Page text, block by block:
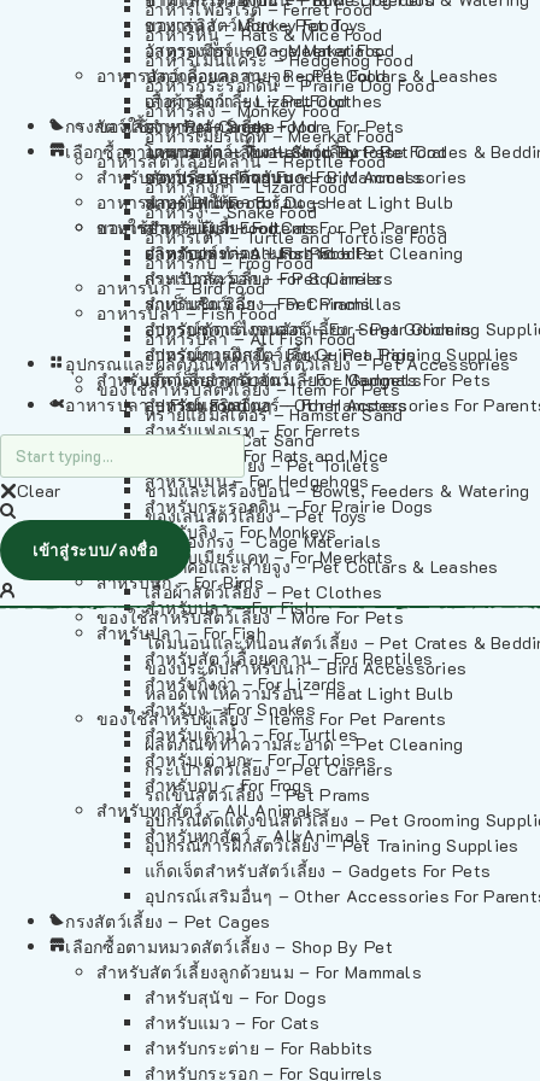
อาหารเฟอร์เร็ต – Ferret Food
อาหารหนู – Rats & Mice Food
อาหารเม่นแคระ – Hedgehog Food
อาหารกระรอกดิน – Prairie Dog Food
อาหารลิง – Monkey Food
อาหารเมียร์แคท – Meerkat Food
อาหารสัตว์เลี้อยคลาน – Reptile Food
อาหารกิ้งก่า – Lizard Food
อาหารงู – Snake Food
อาหารเต่า – Turtle and Tortoise Food
อาหารกบ – Frog Food
อาหารนก – Bird Food
อาหารปลา – Fish Food
อาหารปลา – All Fish Food
อุปกรณและผลิตภัณฑ์สำหรับสัตว์เลี้ยง – Pet Accessories
ของใช้สำหรับสัตว์เลี้ยง – Item For Pets
ทรายแฮมสเตอร์ – Hamster Sand
ทรายแมว – Cat Sand
ห้องน้ำสัตว์เลี้ยง – Pet Toilets
ชามและเครื่องป้อน – Bowls, Feeders & Watering
ของเล่นสัตว์เลี้ยง – Pet Toys
วัสดุรองกรง – Cage Materials
ปลอกคอและสายจูง – Pet Collars & Leashes
เสื้อผ้าสัตว์เลี้ยง – Pet Clothes
ของใช้สำหรับสัตว์เลี้ยง – More For Pets
โดมนอนและที่นอนสัตว์เลี้ยง – Pet Crates &
ของประดับสำหรับนก – Bird Accessories
หลอดไฟให้ความร้อน – Heat Light Bulb
ของใช้สำหรับผู้เลี้ยง – Items For Pet Parents
ผลิตภัณฑ์ทำความสะอาด – Pet Cleaning
กระเป๋าสัตว์เลี้ยง – Pet Carriers
รถเข็นสัตว์เลี้ยง – Pet Prams
อุปกรณ์ตัดแต่งขนสัตว์เลี้ยง – Pet Grooming
อุปกรณ์การฝึกสัตว์เลี้ยง – Pet Training Supplies
แก็ดเจ็ตสำหรับสัตว์เลี้ยง – Gadgets For Pets
อุปกรณ์เสริมอื่นๆ – Other Accessories For
กรงสัตว์เลี้ยง – Pet Cages
เลือกซื้อตามหมวดสัตว์เลี้ยง – Shop By Pet
สำหรับสัตว์เลี้ยงลูกด้วยนม – For Mammals
สำหรับสุนัข – For Dogs
สำหรับแมว – For Cats
สำหรับกระต่าย – For Rabbits
สำหรับกระรอก – For Squirrels
อาหารลิง – Monkey Food
อาหารเมียร์แคท – Meerkat Food
อาหารสัตว์เลี้อยคลาน – Reptile Food
อาหารกิ้งก่า – Lizard Food
อาหารงู – Snake Food
อาหารเต่า – Turtle and Tortoise Food
อาหารกบ – Frog Food
อาหารนก – Bird Food
อาหารปลา – Fish Food
อาหารปลา – All Fish Food
ของเล่นสัตว์เลี้ยง – Pet Toys
วัสดุรองกรง – Cage Materials
ปลอกคอและสายจูง – Pet Collars & Leashes
เสื้อผ้าสัตว์เลี้ยง – Pet Clothes
ของใช้สำหรับสัตว์เลี้ยง – More For Pets
โดมนอนและที่นอนสัตว์เลี้ยง – Pet Crates &
ของประดับสำหรับนก – Bird Accessories
หลอดไฟให้ความร้อน – Heat Light Bulb
ของใช้สำหรับผู้เลี้ยง – Items For Pet Parents
ผลิตภัณฑ์ทำความสะอาด – Pet Cleaning
กระเป๋าสัตว์เลี้ยง – Pet Carriers
รถเข็นสัตว์เลี้ยง – Pet Prams
อุปกรณ์ตัดแต่งขนสัตว์เลี้ยง – Pet Grooming
อุปกรณ์การฝึกสัตว์เลี้ยง – Pet Training Supplies
แก็ดเจ็ตสำหรับสัตว์เลี้ยง – Gadgets For Pets
อุปกรณ์เสริมอื่นๆ – Other Accessories For
กรงสัตว์เลี้ยง – Pet Cages
เลือกซื้อตามหมวดสัตว์เลี้ยง – Shop By Pet
สำหรับสัตว์เลี้ยงลูกด้วยนม – For Mammals
สำหรับสุนัข – For Dogs
สำหรับแมว – For Cats
สำหรับกระต่าย – For Rabbits
สำหรับกระรอก – For Squirrels
สำหรับชินชิล่า – For Chinchillas
สำหรับชูการ์ไกลเดอร์ – For Sugar Gliders
สำหรับหนูแกสบี้ – For Guinea Pigs
สำหรับสัตว์เลี้ยงลูกด้วยนม – For Mammals
สำหรับแฮมสเตอร์ – For Hamsters
สำหรับเฟอเรท – For Ferrets
สำหรับหนู – For Rats and Mice
สำหรับเม่น – For Hedgehogs
สำหรับกระรอกดิน – For Prairie Dogs
สำหรับลิง – For Monkeys
สำหรับเมียร์แคท – For Meerkats
สำหรับนก – For Birds
สำหรับปลา – For Fish
สำหรับปลา – For Fish
สำหรับสัตว์เลื้อยคลาน – For Reptiles
สำหรับกิ้งก่า – For Lizards
สำหรับงู – For Snakes
สำหรับเต่าน้ำ – For Turtles
สำหรับเต่าบก – For Tortoises
สำหรับกบ – For Frogs
สำหรับทุกสัตว์ – All Animals
สำหรับทุกสัตว์ – All Animals
อาหารปลา – Fish Food
Clear
เข้าสู่ระบบ/ลงชื่อ